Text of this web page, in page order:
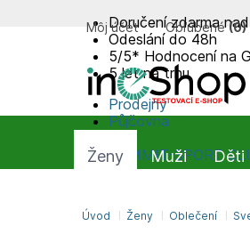
Doručení zdarma
Odeslání do 48h
5/5* Hodnocení na
5 let na trhu
Prodejny
Půjčovna
SUMMIT-SPORT
Môj účet Obľúbené (0)
Úvod Ženy Oblečení
Ženy Muži Děti